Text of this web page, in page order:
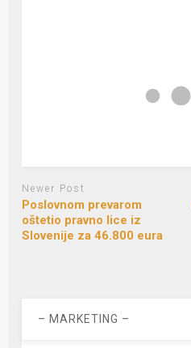
Newer Post
Poslovnom prevarom
oštetio pravno lice iz
Slovenije za 46.800 eura
– MARKETING –